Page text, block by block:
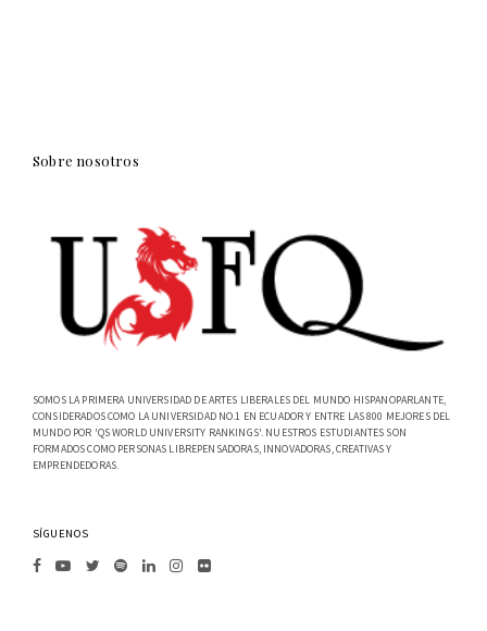
Sobre nosotros
SOMOS LA PRIMERA UNIVERSIDAD DE ARTES LIBERALES DEL MUNDO HISPANOPARLANTE,
CONSIDERADOS COMO LA UNIVERSIDAD NO.1 EN ECUADOR Y ENTRE LAS 800 MEJORES DEL
MUNDO POR 'QS WORLD UNIVERSITY RANKINGS'. NUESTROS ESTUDIANTES SON
FORMADOS COMO PERSONAS LIBREPENSADORAS, INNOVADORAS, CREATIVAS Y
EMPRENDEDORAS.
SÍGUENOS